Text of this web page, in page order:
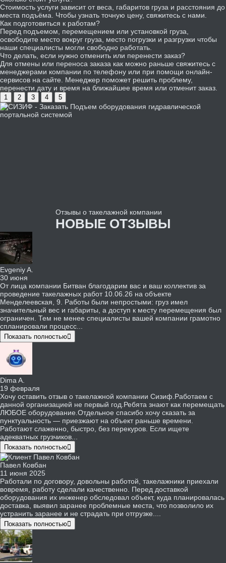
Стоимость услуги зависит от веса, габаритов груза и расстояния до
места подъёма. Чтобы узнать точную цену, свяжитесь с нами.
Как подготовиться к работам?
Перед подъемом, перемещением или установкой груза,
освободите место вокруг груза, место погрузки и разгрузки чтобы
наши специалисты могли свободно работать.
Что делать, если нужно отменить или перенести заказ?
Для отмены или переноса заказа как можно раньше свяжитесь с
менеджерами компании по телефону или при помощи онлайн-
сервисов на сайте. Менеджер поможет решить проблему,
перенести дату и время на ближайшее время или отменит заказ.
1 2 3 4 5
Отзывы о такелажной компании
НОВЫЕ ОТЗЫВЫ
Evgeniy A.
30 июня
От лица компании Битван благодарим вас и ваш коллектив за
проведение такелажных работ 10.06.26 на объекте
Менделеевская, 9. Работы были непростыми: груз имел
значительный вес и габариты, а доступ к месту перемещения был
ограничен. Тем не менее специалисты вашей компании грамотно
спланировали процесс...
Показать полностью
Dima A.
19 февраля
Хочу оставить отзыв о такелажной компании Сизиф.Работаем с
данной организацией не первый год.Ребята знают как перемещать
ЛЮБОЕ оборудование.Отдельное спасибо хочу сказать за
пунктуальность — приезжают на объект раньше времени.
Работают слаженно, быстро, без перекуров. Если ищете
адекватных грузчиков...
Показать полностью
Павел Ковбан
11 июня 2025
Работали по договору, довольны работой, такелажники приехали
вовремя, работу сделали качественно. Перед доставкой
оборудования их инженер обследовал объект, куда планировалась
доставка, выявил заранее проблемные места, что позволило их
устранить заранее и не страдать при отгрузке....
Показать полностью